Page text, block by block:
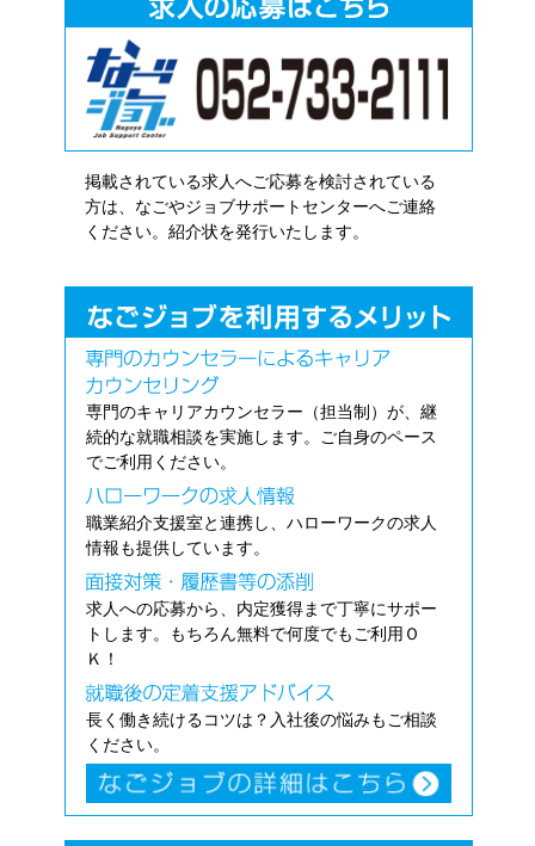
掲載されている求人へご応募を検討されている
方は、なごやジョブサポートセンターへご連絡
ください。紹介状を発行いたします。
専門のキャリアカウンセラー（担当制）が、継
続的な就職相談を実施します。ご自身のペース
でご利用ください。
職業紹介支援室と連携し、ハローワークの求人
情報も提供しています。
求人への応募から、内定獲得まで丁寧にサポー
トします。もちろん無料で何度でもご利用Ｏ
Ｋ！
長く働き続けるコツは？入社後の悩みもご相談
ください。